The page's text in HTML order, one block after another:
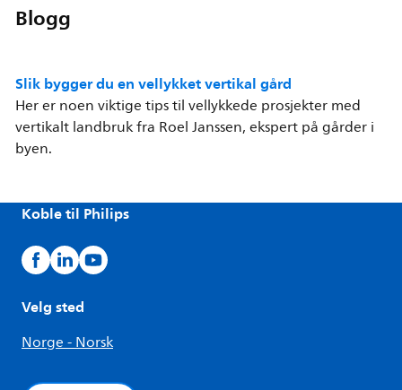
Blogg
Slik bygger du en vellykket vertikal gård
Her er noen viktige tips til vellykkede prosjekter med
vertikalt landbruk fra Roel Janssen, ekspert på gårder i
byen.
Koble til Philips
Velg sted
Norge - Norsk